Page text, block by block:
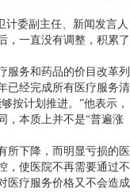
计委副主任、新闻发言人
，一直没有调整，积累了
服务和药品的价目改革列
已经完成所有医疗服务清
按计划推进。”他表示，
，本质上并不是“普遍涨
所下降，而明显亏损的医
，使医院不再需要通过不
医疗服务价格又不会造成